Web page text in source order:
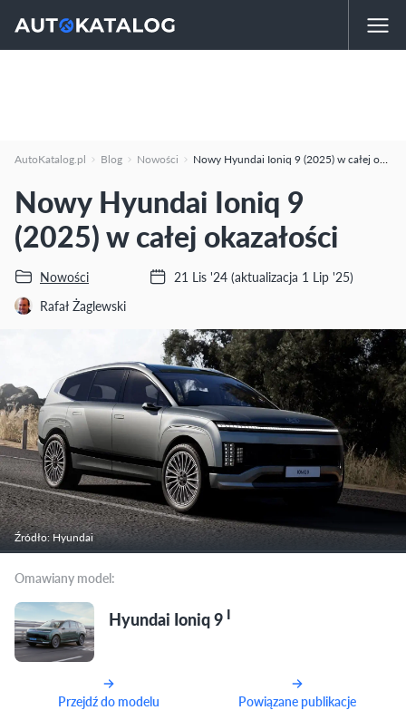
AutoKatalog.pl Blog Nowości Nowy Hyundai Ioniq 9 (2025) w całej okazałości
Nowy Hyundai Ioniq 9
(2025) w całej okazałości
Nowości
Rafał Żaglewski
21 Lis '24 (aktualizacja 1 Lip '25)
Źródło: Hyundai
Omawiany model:
Hyundai Ioniq 9 I
Przejdź do modelu Powiązane publikacje